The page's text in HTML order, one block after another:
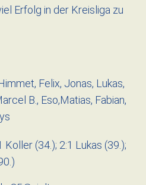
Erfolg in der Kreisliga zu
Felix, Jonas, Lukas,
B., Eso,Matias, Fabian,
Koller (34.); 2:1 Lukas (39.);